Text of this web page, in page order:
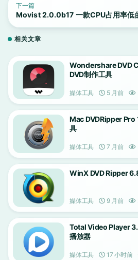
下一篇
Movist 2.0.0b17 一款CPU占用率低
相关文章
Wondershare DVD
DVD制作工具
媒体工具 5 月前
Mac DVDRipper Pro
具
媒体工具 7 月前
WinX DVD Ripper
媒体工具 9 月前
Total Video Player
播放器
媒体工具 17 小时前